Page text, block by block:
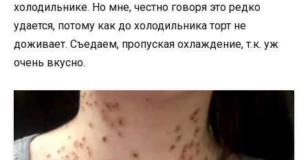
холодильнике. Но мне, честно говоря это редко
удается, потому как до холодильника торт не
доживает. Съедаем, пропуская охлаждение, т.к. уж
очень вкусно.